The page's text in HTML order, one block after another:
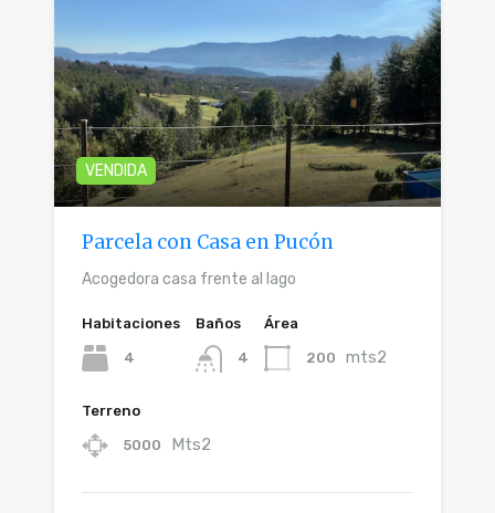
VENDIDA
Parcela con Casa en Pucón
Acogedora casa frente al lago
Habitaciones
4
Baños
4
Área
200 mts2
Terreno
5000 Mts2